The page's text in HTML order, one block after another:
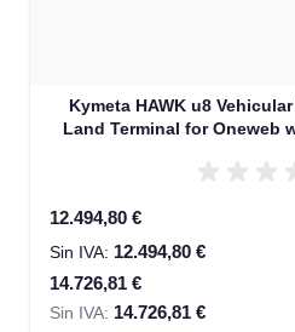
Kymeta HAWK u8
Land Terminal for Oneweb
Special Price
12.494,80 €
12.494,80 €
14.726,81 €
14.726,81 €